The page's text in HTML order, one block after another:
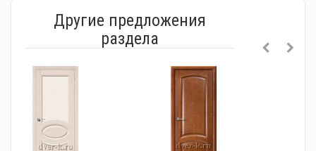
Другие предложения
раздела